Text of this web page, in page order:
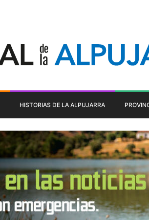
HISTORIAS DE LA ALPUJARRA